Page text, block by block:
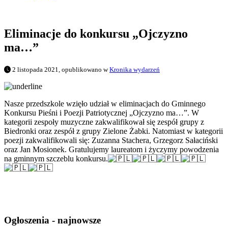
Eliminacje do konkursu „Ojczyzno
ma…”
2 listopada 2021, opublikowano wKronika wydarzeń
Nasze przedszkole wzięło udział w eliminacjach do Gminnego
Konkursu Pieśni i Poezji Patriotycznej „Ojczyzno ma…”. W
kategorii zespoły muzyczne zakwalifikował się zespół grupy z
Biedronki oraz zespół z grupy Zielone Żabki. Natomiast w kategorii
poezji zakwalifikowali się: Zuzanna Stachera, Grzegorz Sałaciński
oraz Jan Mosionek. Gratulujemy laureatom i życzymy powodzenia
na gminnym szczeblu konkursu.
Ogłoszenia - najnowsze